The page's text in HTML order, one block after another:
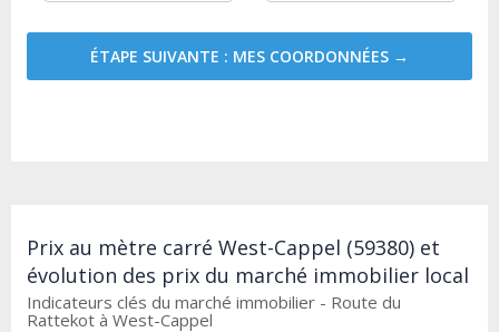
ÉTAPE SUIVANTE : MES COORDONNÉES →
Prix au mètre carré West-Cappel (59380) et
évolution des prix du marché immobilier local
Indicateurs clés du marché immobilier - Route du
Rattekot à West-Cappel